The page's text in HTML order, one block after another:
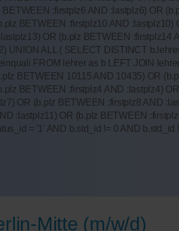
:firstplz6 AND :lastplz6) OR
BETWEEN :firstplz10 AND :lastplz10)
OR (b.plz BETWEEN :firstplz14
UNION ALL ( SELECT DISTINCT
FROM lehrer as b LEFT JOIN
BETWEEN 10115 AND 10435) OR
BETWEEN :firstplz4 AND :lastplz4)
OR (b.plz BETWEEN :firstplz8 AND
:lastplz11) OR (b.plz BETWEEN
= '1' AND b.std_id != 0 AND b.std_id
Mitte (m/w/d)